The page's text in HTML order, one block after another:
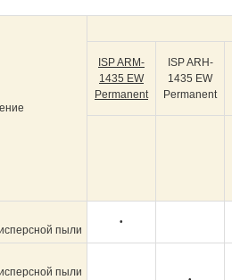
ISP ARM-
1435 EW
Permanent
ISP ARH-
1435 EW
Permanent
пыли
•
пыли